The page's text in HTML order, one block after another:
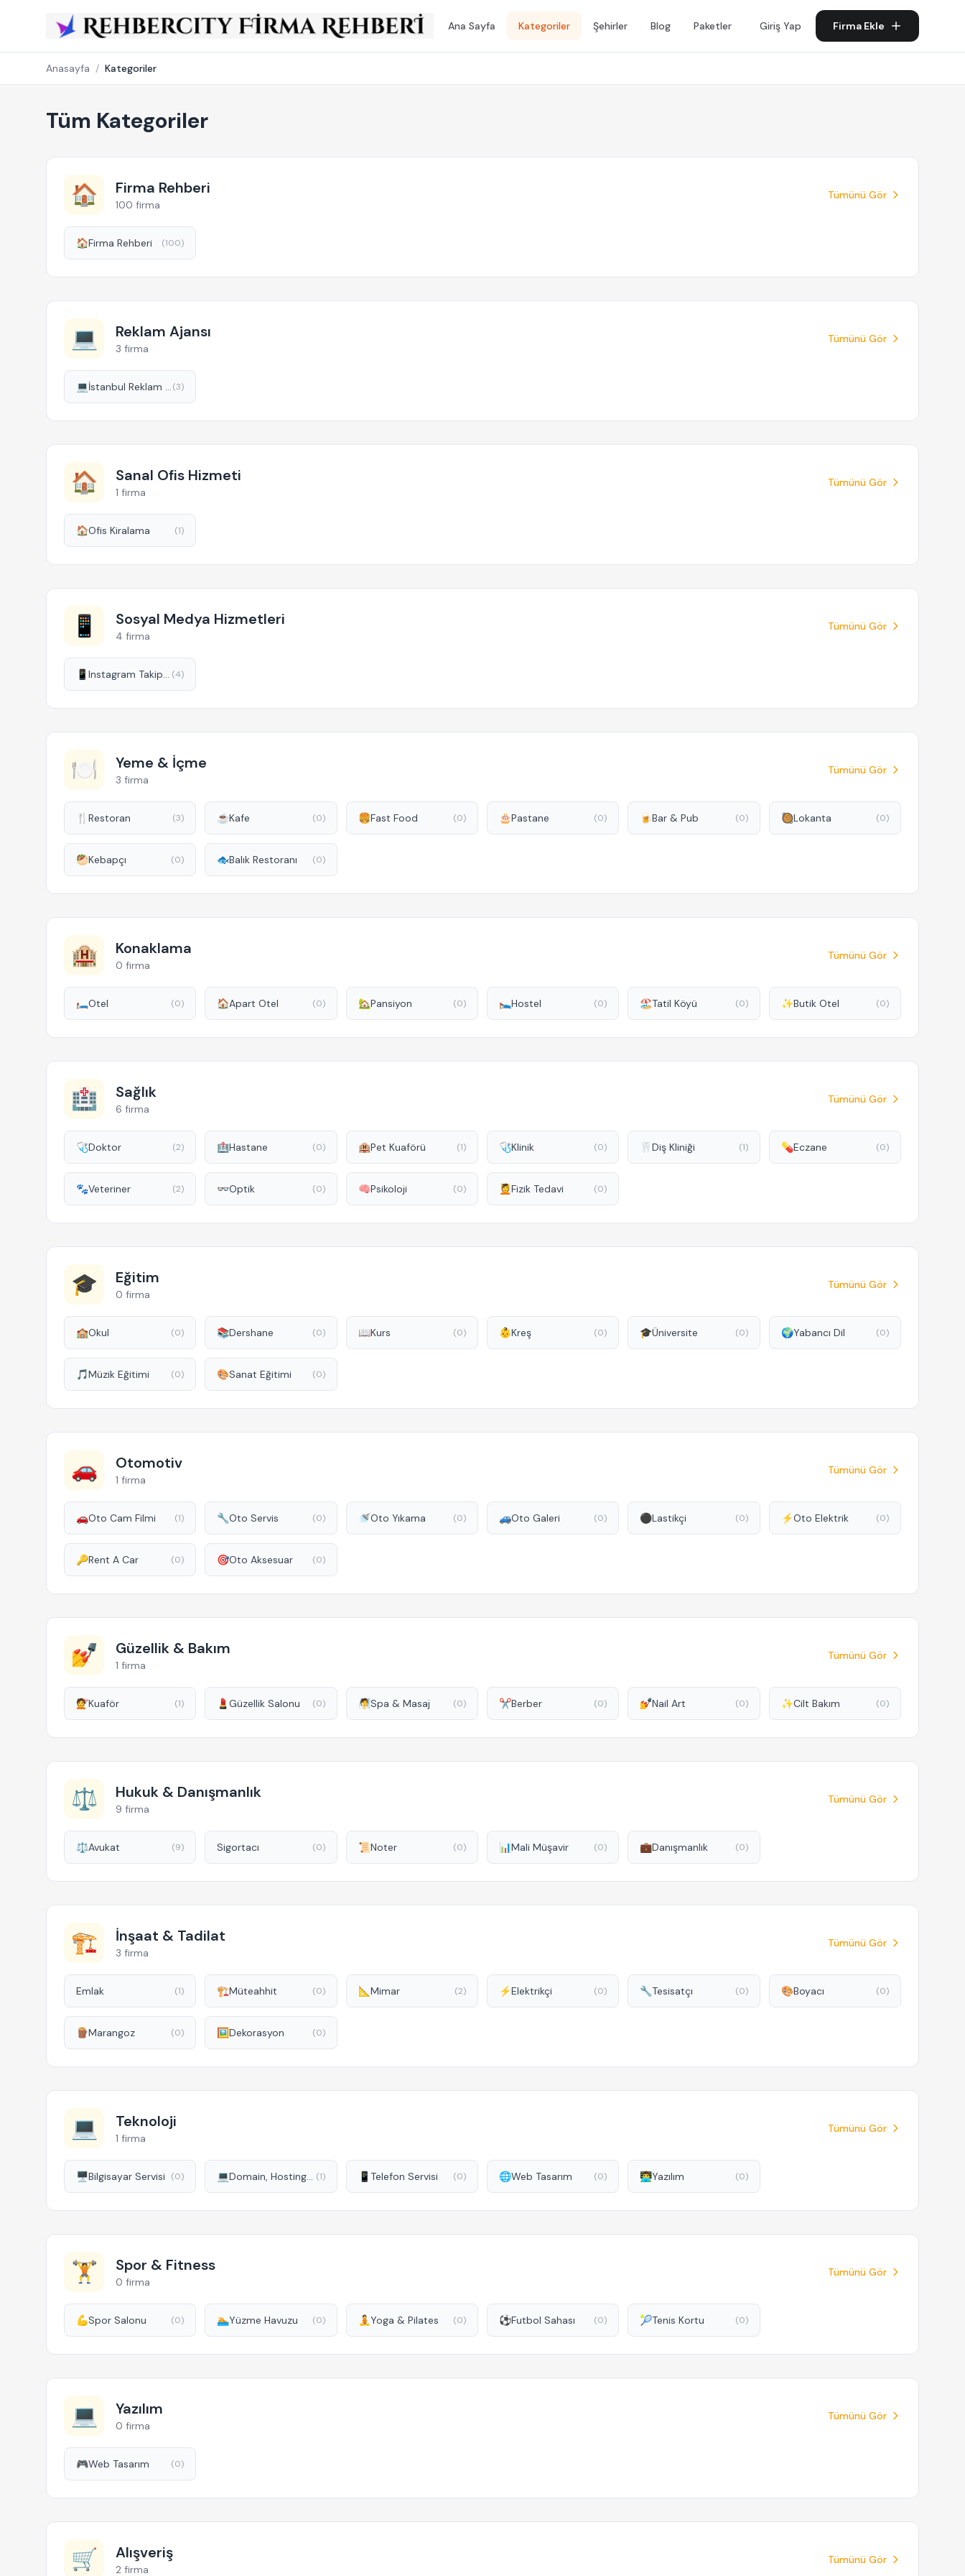
Ana Sayfa Kategoriler Şehirler Blog Paketler Giriş Yap Firma Ekle
Anasayfa / Kategoriler
Tüm Kategoriler
🏠 Firma Rehberi
100 firma
Tümünü Gör
🏠Firma Rehberi (100)
💻 Reklam Ajansı
3 firma
Tümünü Gör
💻 İstanbul Reklam Ajansları(3)
🏠 Sanal Ofis Hizmeti
1 firma
Tümünü Gör
🏠Ofis Kiralama (1)
📱 Sosyal Medya Hizmetleri
4 firma
Tümünü Gör
📱 Instagram Takipçi Hizmetleri (4)
🍽️ Yeme & İçme
3 firma
Tümünü Gör
🍴 Restoran (3) ☕Kafe (0) 🍔Fast Food (0) 🎂Pastane (0) 🍺Bar & Pub (0) 🥘Lokanta (0)
🥙Kebapçı (0) 🐟Balık Restoranı (0)
🏨 Konaklama
0 firma
Tümünü Gör
🛏️Otel (0) 🏠Apart Otel (0) 🏡Pansiyon (0) 🛌Hostel (0) 🏖️Tatil Köyü (0) ✨Butik Otel (0)
🏥 Sağlık
6 firma
Tümünü Gör
🩺Doktor (2) 🏥Hastane (0) 🏨Pet Kuaförü (1) 🩺Klinik (0) 🦷Diş Kliniği (1) 💊Eczane (0)
🐾Veteriner (2) 👓Optik (0) 🧠Psikoloji (0) 💆Fizik Tedavi (0)
🎓 Eğitim
0 firma
Tümünü Gör
🏫Okul (0) 📚Dershane (0) 📖Kurs (0) 👶Kreş (0) 🎓Üniversite (0) 🌍Yabancı Dil (0)
🎵 Müzik Eğitimi (0) 🎨Sanat Eğitimi (0)
🚗 Otomotiv
1 firma
Tümünü Gör
🚗Oto Cam Filmi (1) 🔧Oto Servis (0) 🚿Oto Yıkama (0) 🚙Oto Galeri (0) ⚫Lastikçi (0) ⚡Oto Elektrik (0)
🔑Rent A Car (0) 🎯Oto Aksesuar (0)
💅 Güzellik & Bakım
1 firma
Tümünü Gör
💇Kuaför (1) 💄Güzellik Salonu (0) 🧖Spa & Masaj (0) ✂️Berber (0) 💅Nail Art (0) ✨Cilt Bakım (0)
⚖️ Hukuk & Danışmanlık
9 firma
Tümünü Gör
⚖️Avukat (9) Sigortacı (0) 📜Noter (0) 📊Mali Müşavir (0) 💼Danışmanlık (0)
🏗️ İnşaat & Tadilat
3 firma
Tümünü Gör
Emlak (1) 🏗️Müteahhit (0) 📐 Mimar (2) ⚡Elektrikçi (0) 🔧Tesisatçı (0) 🎨Boyacı (0)
🪵Marangoz (0) 🖼️Dekorasyon (0)
💻 Teknoloji
1 firma
Tümünü Gör
🖥️Bilgisayar Servisi (0) 💻 Domain, Hosting ve Sanal Sunucu (1) 📱 Telefon Servisi (0) 🌐Web Tasarım (0) 👨‍💻Yazılım (0)
🏋️ Spor & Fitness
0 firma
Tümünü Gör
💪Spor Salonu (0) 🏊Yüzme Havuzu (0) 🧘Yoga & Pilates (0) ⚽Futbol Sahası (0) 🎾Tenis Kortu (0)
💻 Yazılım
0 firma
Tümünü Gör
🎮Web Tasarım (0)
🛒 Alışveriş
2 firma
Tümünü Gör